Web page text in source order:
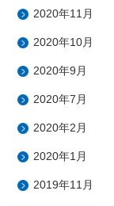
2020年11月
2020年10月
2020年9月
2020年7月
2020年2月
2020年1月
2019年11月